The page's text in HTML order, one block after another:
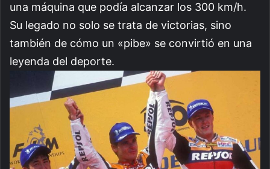
una máquina que podía alcanzar los 300 km/h.
Su legado no solo se trata de victorias, sino
también de cómo un «pibe» se convirtió en una
leyenda del deporte.